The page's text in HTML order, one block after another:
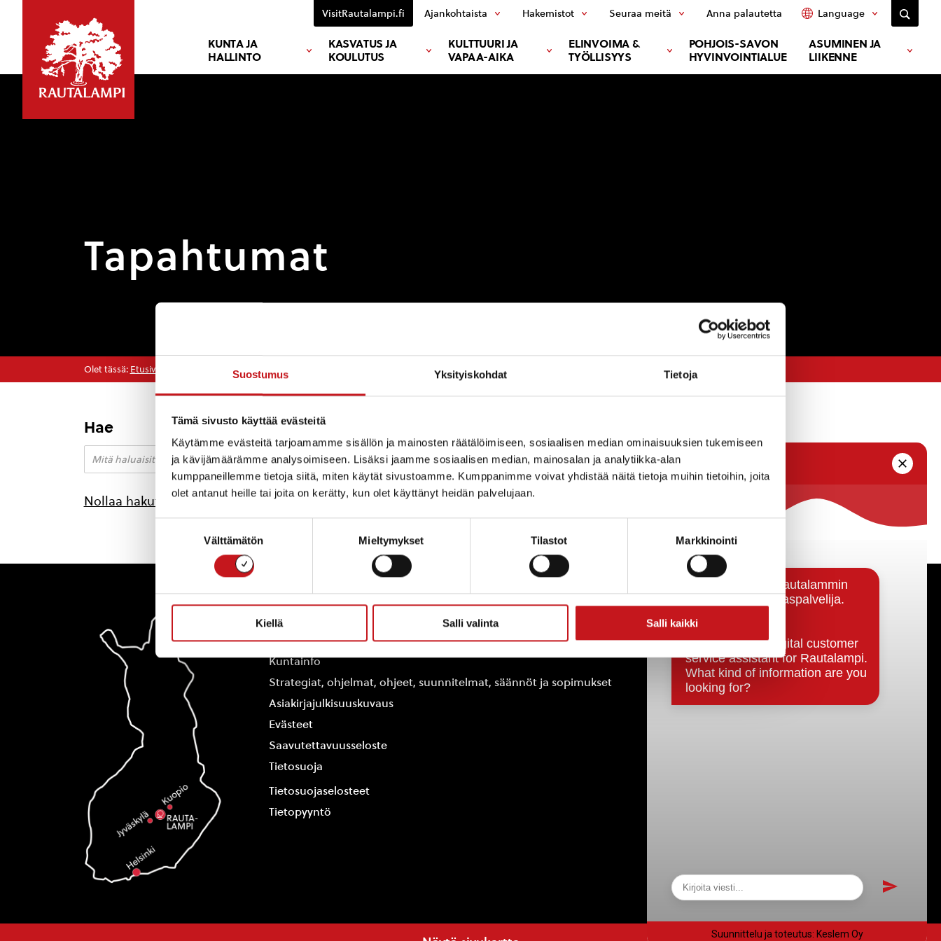
Suostumus Yksityiskohdat Tietoja
Tämä sivusto käyttää evästeitä
Käytämme evästeitä tarjoamamme sisällön ja mainosten räätälöimiseen, sosiaalisen median ominaisuuksien tukemiseen
ja kävijämäärämme analysoimiseen. Lisäksi jaamme sosiaalisen median, mainosalan ja analytiikka-alan
kumppaneillemme tietoja siitä, miten käytät sivustoamme. Kumppanimme voivat yhdistää näitä tietoja muihin tietoihin, joita
olet antanut heille tai joita on kerätty, kun olet käyttänyt heidän palvelujaan.
Välttämätön Mieltymykset Tilastot Markkinointi
Kiellä Salli valinta Salli kaikki
KUNTA JA
HALLINTO
KASVATUS JA
KOULUTUS
KULTTUURI JA
VAPAA-AIKA
ELINVOIMA &
TYÖLLISYYS
POHJOIS-SAVON
HYVINVOINTIALUE
ASUMINEN JA
LIIKENNE
VisitRautalampi.fi Ajankohtaista Hakemistot Seuraa meitä Anna palautetta Language
Tapahtumat
Olet tässä: Etusivu
Hae
Nollaa hakutulokset
Yhteystiedot
Kuntainfo
Strategiat, ohjelmat, ohjeet, suunnitelmat, säännöt ja sopimukset
Asiakirjajulkisuuskuvaus
Evästeet
Saavutettavuusseloste
Tietosuoja
Tietosuojaselosteet
Tietopyyntö
Päätökset, esityslistat & pöytäkirjat
Hallinto
Kunnanhallitus
Kunnanvaltuusto